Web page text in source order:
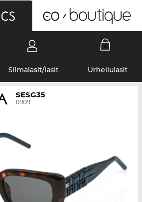
Silmälasit/lasit Urheilulasit
SESG35
0909